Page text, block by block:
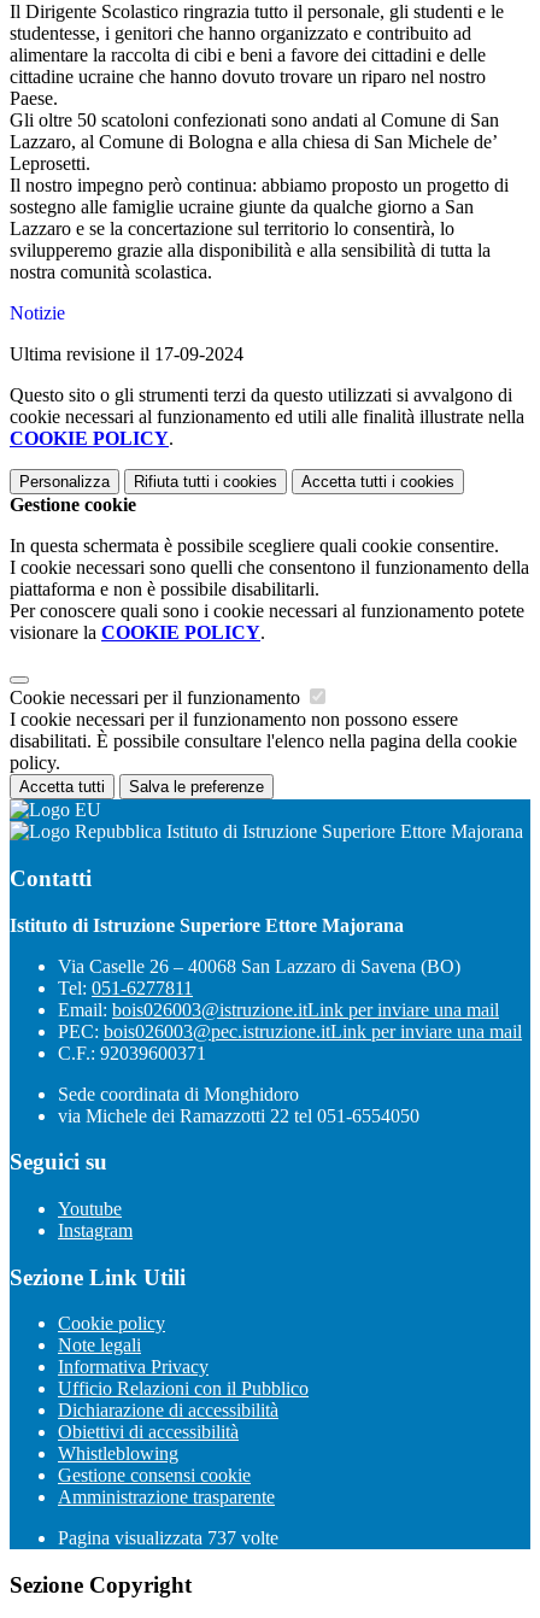
Il Dirigente Scolastico ringrazia tutto il personale, gli studenti e le
studentesse, i genitori che hanno organizzato e contribuito ad
alimentare la raccolta di cibi e beni a favore dei cittadini e delle
cittadine ucraine che hanno dovuto trovare un riparo nel nostro
Paese.
Gli oltre 50 scatoloni confezionati sono andati al Comune di San
Lazzaro, al Comune di Bologna e alla chiesa di San Michele de’
Leprosetti.
Il nostro impegno però continua: abbiamo proposto un progetto di
sostegno alle famiglie ucraine giunte da qualche giorno a San
Lazzaro e se la concertazione sul territorio lo consentirà, lo
svilupperemo grazie alla disponibilità e alla sensibilità di tutta la
nostra comunità scolastica.
Notizie
Ultima revisione il 17-09-2024
Questo sito o gli strumenti terzi da questo utilizzati si avvalgono di
cookie necessari al funzionamento ed utili alle finalità illustrate nella
COOKIE POLICY.
Personalizza Rifiuta tutti i cookies Accetta tutti i cookies
Gestione cookie
In questa schermata è possibile scegliere quali cookie consentire.
I cookie necessari sono quelli che consentono il funzionamento della
piattaforma e non è possibile disabilitarli.
Per conoscere quali sono i cookie necessari al funzionamento potete
visionare la COOKIE POLICY.
Cookie necessari per il funzionamento
I cookie necessari per il funzionamento non possono essere
disabilitati. È possibile consultare l'elenco nella pagina della cookie
policy.
Accetta tutti Salva le preferenze
Istituto di Istruzione Superiore Ettore Majorana
Contatti
Istituto di Istruzione Superiore Ettore Majorana
Via Caselle 26 – 40068 San Lazzaro di Savena (BO)
Tel: 051-6277811
Email: bois026003@istruzione.itLink per inviare una mail
PEC: bois026003@pec.istruzione.itLink per inviare una mail
C.F.: 92039600371
Sede coordinata di Monghidoro
via Michele dei Ramazzotti 22 tel 051-6554050
Seguici su
Youtube
Instagram
Sezione Link Utili
Cookie policy
Note legali
Informativa Privacy
Ufficio Relazioni con il Pubblico
Dichiarazione di accessibilità
Obiettivi di accessibilità
Whistleblowing
Gestione consensi cookie
Amministrazione trasparente
Pagina visualizzata 737 volte
Sezione Copyright